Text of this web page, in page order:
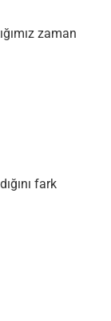
zaman
fark